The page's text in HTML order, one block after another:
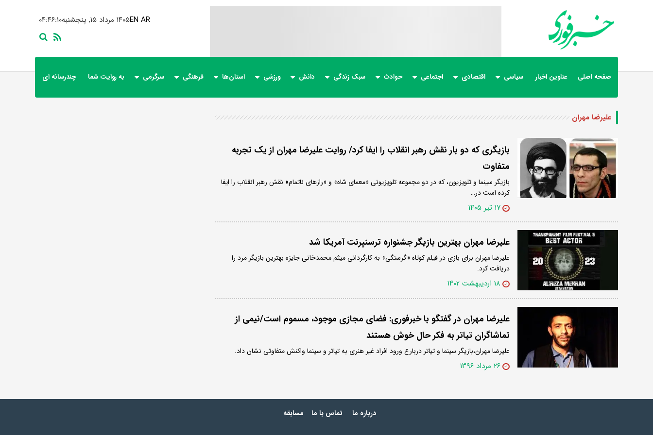
۰۴:۴۶:۱۱ ۱۴۰۵ مرداد ۱۵, پنجشنبهEN AR
صفحه اصلی عناوین اخبار سیاسی اقتصادی اجتماعی حوادث سبک زندگی دانش ورزشی استان‌ها فرهنگی سرگرمی به روایت شما چندرسانه ای
علیرضا مهران
بازیگری که دو بار نقش رهبر انقلاب را ایفا کرد/ روایت علیرضا مهران از یک تجربه
متفاوت
بازیگر سینما و تلویزیون، که در دو مجموعه تلویزیونی «معمای شاه» و «رازهای ناتمام» نقش رهبر انقلاب را ایفا
کرده است در…
۱۷ تیر ۱۴۰۵
علیرضا مهران بهترین بازیگر جشنواره ترسنپرنت آمریکا شد
علیرضا مهران برای بازی در فیلم کوتاه «گرسنگی» به کارگردانی میثم محمدخانی جایزه بهترین بازیگر مرد را
دریافت کرد.
۱۸ اردیبهشت ۱۴۰۲
علیرضا مهران در گفتگو با خبرفوری: فضای مجازی موجود، مسموم است/نیمی از
تماشاگران تیاتر به فکر حال خوش هستند
علیرضا مهران،بازیگر سینما و تیاتر دربارع ورود افراد غیر هنری به تیاتر و سینما واکنش متفاوتی نشان داد.
۲۶ مرداد ۱۳۹۶
درباره ما تماس با ما مسابقه